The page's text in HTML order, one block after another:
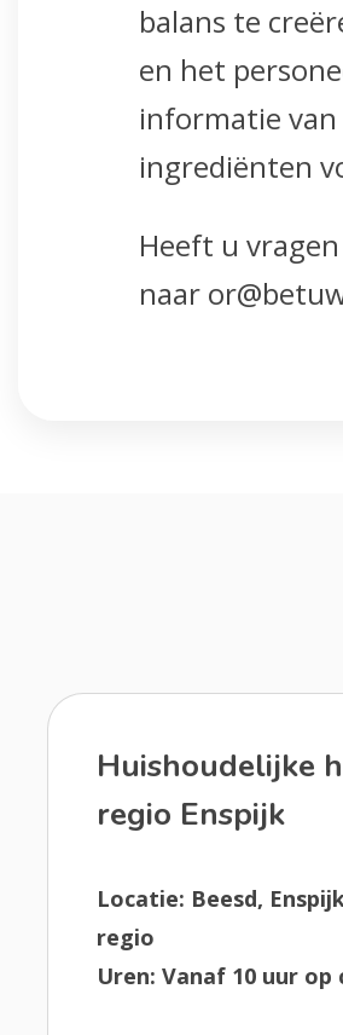
balans te
en het
informatie
ingrediënten
Heeft u
naar
Huishoudelijke
regio Enspijk
Locatie: Beesd,
regio
Uren: Vanaf 10 uur